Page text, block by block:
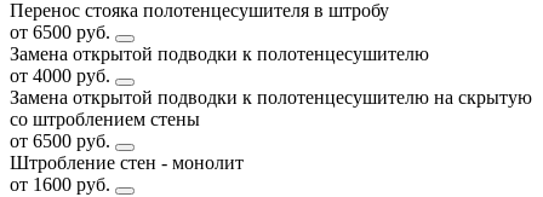
Перенос стояка полотенцесушителя в штробу
от 6500 руб.
Замена открытой подводки к полотенцесушителю
от 4000 руб.
Замена открытой подводки к полотенцесушителю на скрытую
со штроблением стены
от 6500 руб.
Штробление стен - монолит
от 1600 руб.